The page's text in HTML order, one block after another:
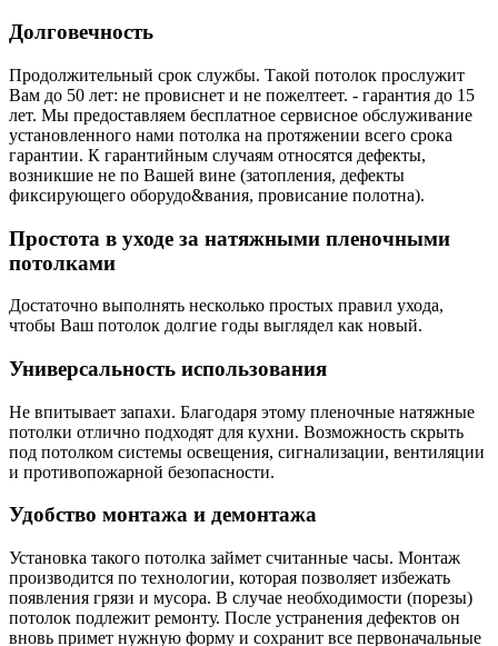
Долговечность
Продолжительный срок службы. Такой потолок прослужит
Вам до 50 лет: не провиснет и не пожелтеет. - гарантия до 15
лет. Мы предоставляем бесплатное сервисное обслуживание
установленного нами потолка на протяжении всего срока
гарантии. К гарантийным случаям относятся дефекты,
возникшие не по Вашей вине (затопления, дефекты
фиксирующего оборудо&вания, провисание полотна).
Простота в уходе за натяжными пленочными
потолками
Достаточно выполнять несколько простых правил ухода,
чтобы Ваш потолок долгие годы выглядел как новый.
Универсальность использования
Не впитывает запахи. Благодаря этому пленочные натяжные
потолки отлично подходят для кухни. Возможность скрыть
под потолком системы освещения, сигнализации, вентиляции
и противопожарной безопасности.
Удобство монтажа и демонтажа
Установка такого потолка займет считанные часы. Монтаж
производится по технологии, которая позволяет избежать
появления грязи и мусора. В случае необходимости (порезы)
потолок подлежит ремонту. После устранения дефектов он
вновь примет нужную форму и сохранит все первоначальные